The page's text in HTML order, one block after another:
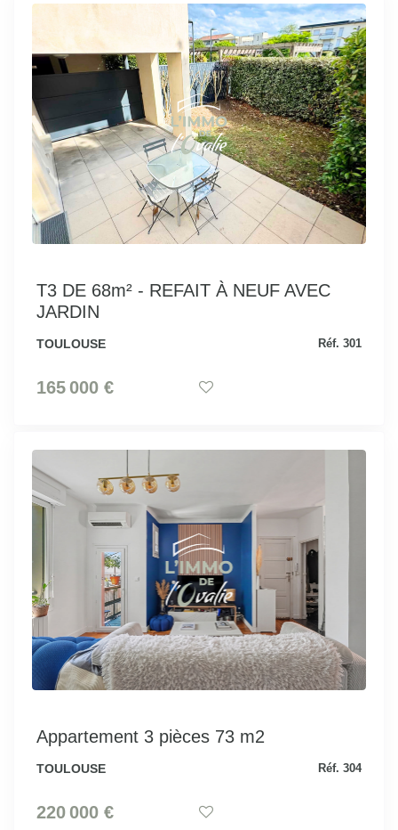
T3 DE 68m² - REFAIT À NEUF AVEC
JARDIN
TOULOUSE Réf. 301
165 000 €
Appartement 3 pièces 73 m2
TOULOUSE Réf. 304
220 000 €